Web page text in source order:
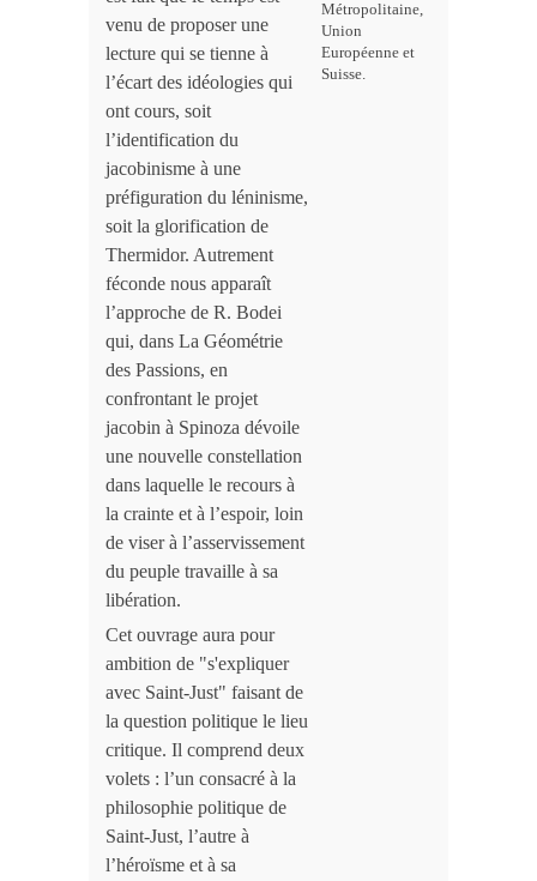
venu de proposer une
lecture qui se tienne à
l’écart des idéologies qui
ont cours, soit
l’identification du
jacobinisme à une
préfiguration du léninisme,
soit la glorification de
Thermidor. Autrement
féconde nous apparaît
l’approche de R. Bodei
qui, dans La Géométrie
des Passions, en
confrontant le projet
jacobin à Spinoza dévoile
une nouvelle constellation
dans laquelle le recours à
la crainte et à l’espoir, loin
de viser à l’asservissement
du peuple travaille à sa
libération.
Cet ouvrage aura pour
ambition de "s'expliquer
avec Saint-Just" faisant de
la question politique le lieu
critique. Il comprend deux
volets : l’un consacré à la
philosophie politique de
Saint-Just, l’autre à
l’héroïsme et à sa
Métropolitaine,
Union
Européenne et
Suisse.